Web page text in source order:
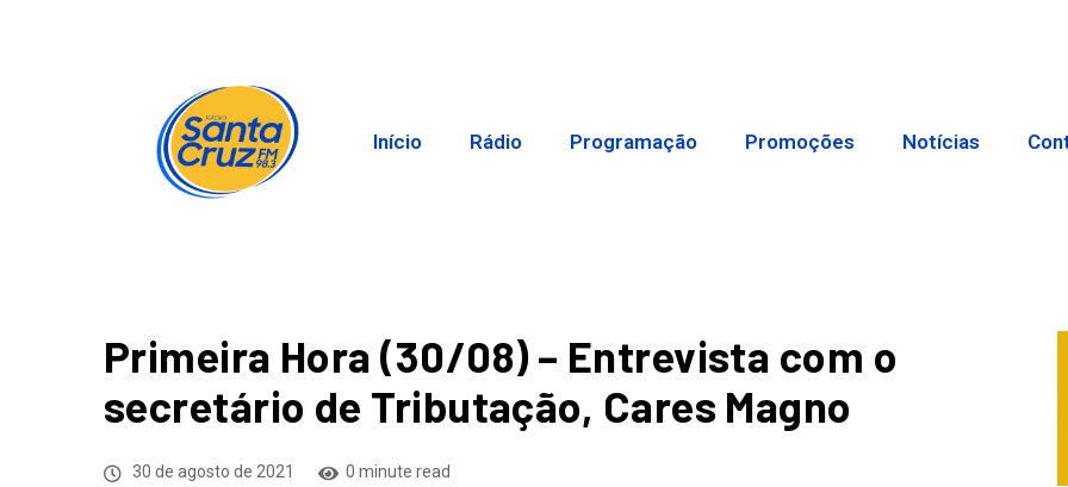
Início Rádio Programação Promoções Notícias
Primeira Hora (30/08) – Entrevista com o
secretário de Tributação, Cares Magno
30 de agosto de 2021 0 minute read